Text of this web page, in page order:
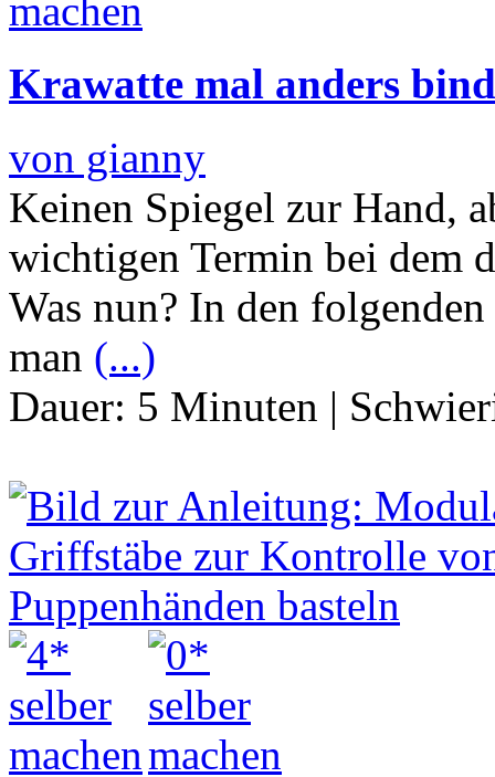
Krawatte mal anders
von gianny
Keinen Spiegel zur Hand,
wichtigen Termin bei dem
Was nun? In den
man (...)
Dauer: 5 Minuten |